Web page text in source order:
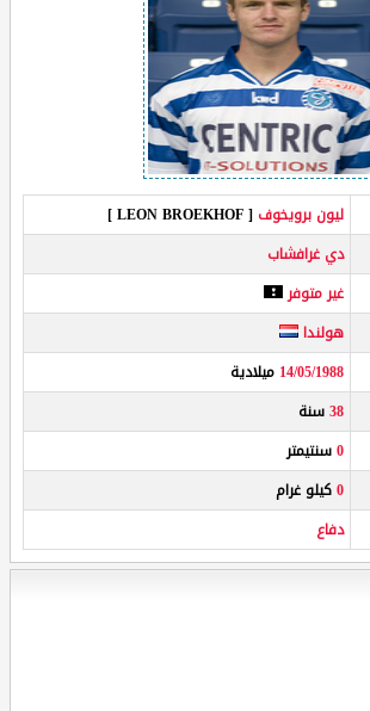
ليون برويخوف [ LEON BROEKHOF ]
دي غرافشاب
غير متوفر
هولندا
14/05/1988 ميلادية
38سنة
0سنتيمتر
0كيلو غرام
دفاع